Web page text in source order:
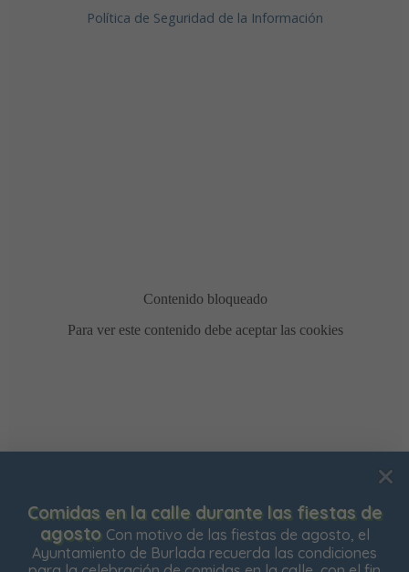
Comidas en la calle durante las fiestas de
agosto Con motivo de las fiestas de agosto, el
Ayuntamiento de Burlada recuerda las condiciones
Política de Seguridad de la Información
Usamos cookies para mejorar su experiencia de
navegación en nuestra web, para mostrarle contenidos
personalizados y analizar el tráfico de nuestra web.